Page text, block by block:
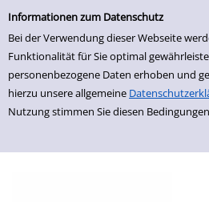
Einfache Suche
Informationen zum Datenschutz
Bei der Verwendung dieser Webseite
Funktionalität für Sie optimal
personenbezogene Daten erhoben und
hierzu unsere allgemeine
Nutzung stimmen Sie diesen
zur Navigation springen
zum Inhalt springen
Zur Detailanzeige springen